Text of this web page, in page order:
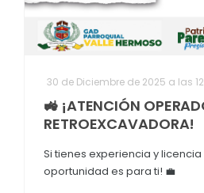
30 de Diciembre de 2025 a las
🚜 ¡ATENCIÓN
RETROEXCAVADORA!
Si tienes experiencia y licencia
oportunidad es para ti! 💼